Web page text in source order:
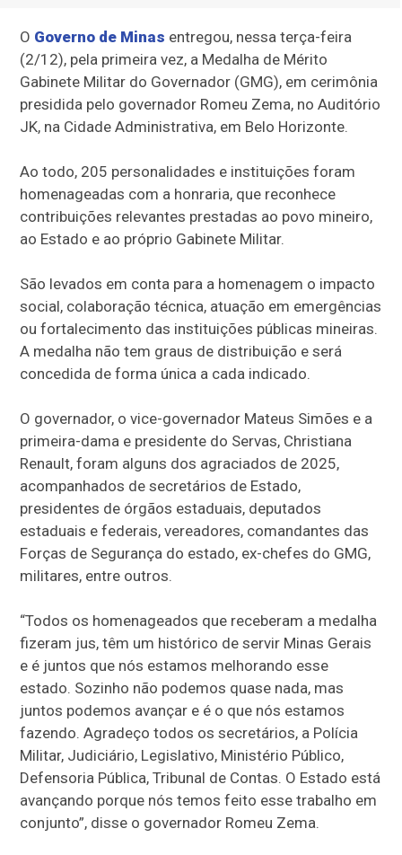
O Governo de Minas entregou, nessa terça-feira
(2/12), pela primeira vez, a Medalha de Mérito
Gabinete Militar do Governador (GMG), em cerimônia
presidida pelo governador Romeu Zema, no Auditório
JK, na Cidade Administrativa, em Belo Horizonte.
Ao todo, 205 personalidades e instituições foram
homenageadas com a honraria, que reconhece
contribuições relevantes prestadas ao povo mineiro,
ao Estado e ao próprio Gabinete Militar.
São levados em conta para a homenagem o impacto
social, colaboração técnica, atuação em emergências
ou fortalecimento das instituições públicas mineiras.
A medalha não tem graus de distribuição e será
concedida de forma única a cada indicado.
O governador, o vice-governador Mateus Simões e a
primeira-dama e presidente do Servas, Christiana
Renault, foram alguns dos agraciados de 2025,
acompanhados de secretários de Estado,
presidentes de órgãos estaduais, deputados
estaduais e federais, vereadores, comandantes das
Forças de Segurança do estado, ex-chefes do GMG,
militares, entre outros.
“Todos os homenageados que receberam a medalha
fizeram jus, têm um histórico de servir Minas Gerais
e é juntos que nós estamos melhorando esse
estado. Sozinho não podemos quase nada, mas
juntos podemos avançar e é o que nós estamos
fazendo. Agradeço todos os secretários, a Polícia
Militar, Judiciário, Legislativo, Ministério Público,
Defensoria Pública, Tribunal de Contas. O Estado está
avançando porque nós temos feito esse trabalho em
conjunto”, disse o governador Romeu Zema.